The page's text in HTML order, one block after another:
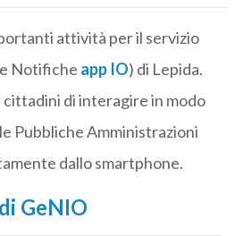
attività per il servizio
Notifiche app IO) di Lepida.
cittadini di interagire in modo
Pubbliche Amministrazioni
dallo smartphone.
GeNIO